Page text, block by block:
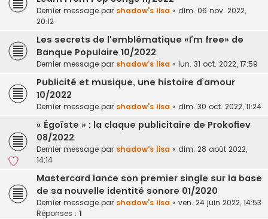
Dernier message par shadow's lisa « dim. 06 nov. 2022,
20:12
Les secrets de l'emblématique «I’m free» de
Banque Populaire 10/2022
Dernier message par shadow's lisa « lun. 31 oct. 2022, 17:59
Publicité et musique, une histoire d’amour
10/2022
Dernier message par shadow's lisa « dim. 30 oct. 2022, 11:24
« Égoïste » : la claque publicitaire de Prokofiev
08/2022
Dernier message par shadow's lisa « dim. 28 août 2022,
14:14
Mastercard lance son premier single sur la base
de sa nouvelle identité sonore 01/2020
Dernier message par shadow's lisa « ven. 24 juin 2022, 14:53
Réponses : 1